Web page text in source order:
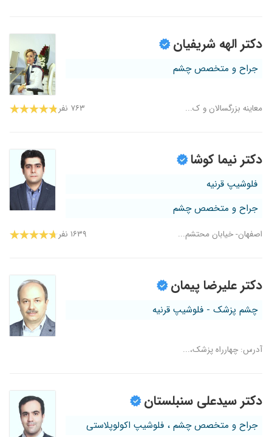
دکتر الهه شریفیان
جراح و متخصص چشم
معاینه بزرگسالان و ک... ۷۶۳ نفر
دکتر نیما کوشا
فلوشیپ قرنیه
جراح و متخصص چشم
اصفهان- خیابان محتشم... ۱۶۳۹ نفر
دکتر علیرضا پیمان
چشم پزشک - فلوشیپ قرنیه
آدرس: چهارراه پزشک،...
دکتر سیدعلی سنبلستان
جراح و متخصص چشم ، فلوشیپ اکولوپلاستی